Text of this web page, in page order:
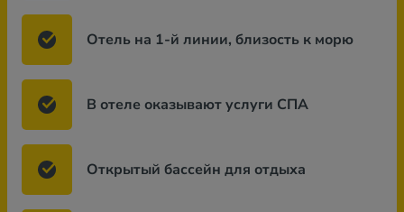
Отель на 1-й линии, близость к морю
В отеле оказывают услуги СПА
Открытый бассейн для отдыха